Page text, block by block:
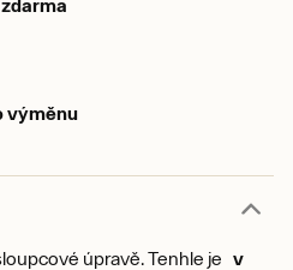
výměnu
úpravě. Tenhle je v